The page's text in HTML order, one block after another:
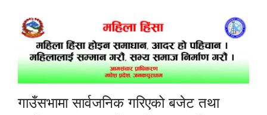
गाउँसभामा सार्वजनिक गरिएको बजेट तथा